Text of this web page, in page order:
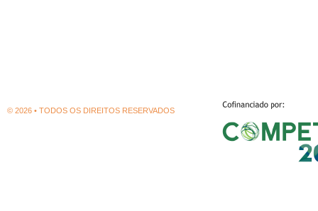
© 2026 • TODOS OS DIREITOS RESERVADOS